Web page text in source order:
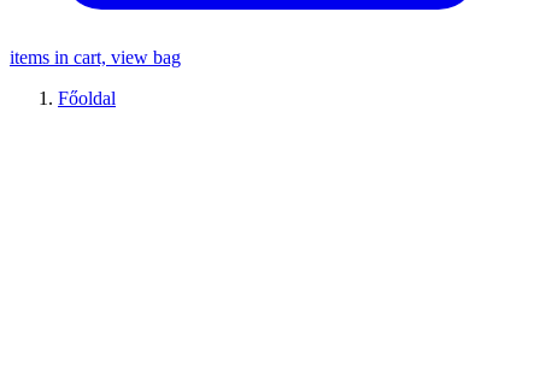
items in cart, view bag
Főoldal